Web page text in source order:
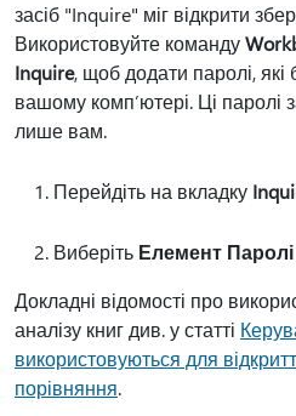
засіб "Inquire" міг відкрити
Використовуйте команду
Inquire, щоб додати паролі, які
вашому комп’ютері. Ці паролі
лише вам.
Перейдіть на вкладку
Виберіть Елемент Паролі
Докладні відомості про
аналізу книг див. у статті
використовуються для
порівняння.